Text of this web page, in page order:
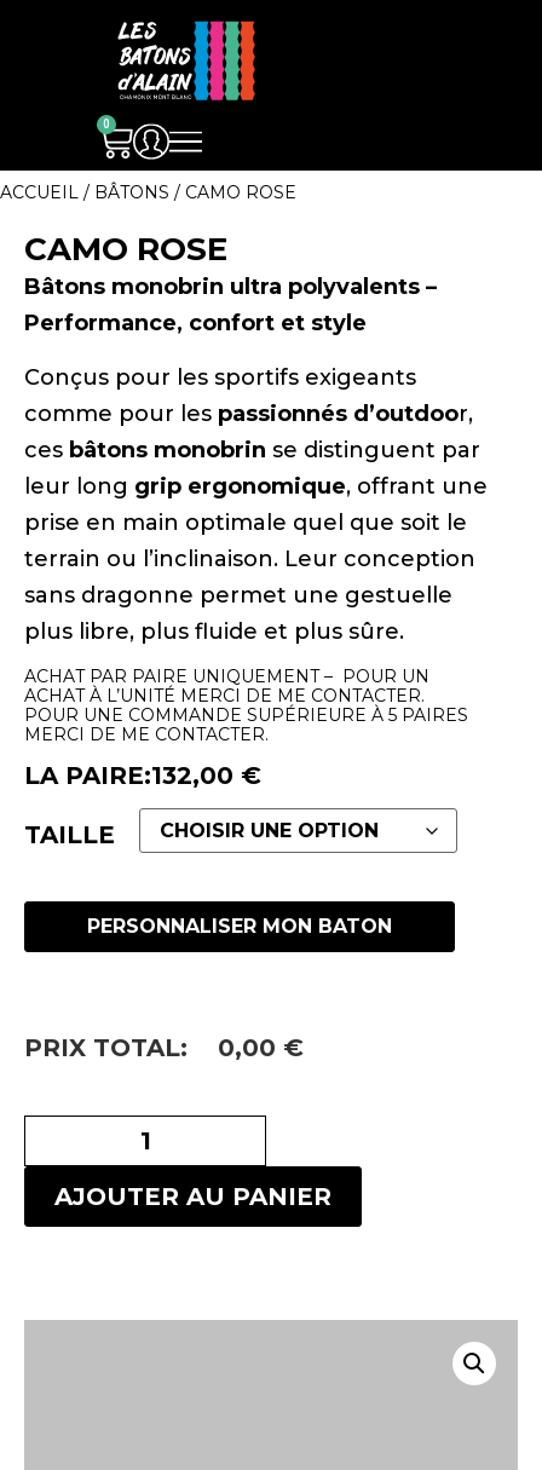
0
ACCUEIL / BÂTONS / CAMO ROSE
CAMO ROSE
Bâtons monobrin ultra polyvalents –
Performance, confort et style
Conçus pour les sportifs exigeants
comme pour les passionnés d’outdoor,
ces bâtons monobrin se distinguent par
leur long grip ergonomique, offrant une
prise en main optimale quel que soit le
terrain ou l’inclinaison. Leur conception
sans dragonne permet une gestuelle
plus libre, plus fluide et plus sûre.
ACHAT PAR PAIRE UNIQUEMENT – POUR UN
ACHAT À L’UNITÉ MERCI DE ME CONTACTER.
POUR UNE COMMANDE SUPÉRIEURE À 5 PAIRES
MERCI DE ME CONTACTER.
LA PAIRE:132,00 €
TAILLE
PERSONNALISER MON BATON
PRIX TOTAL: 0,00 €
AJOUTER AU PANIER